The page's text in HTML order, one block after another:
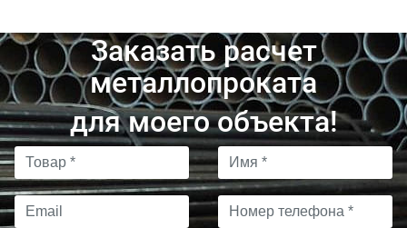
Заказать расчет
металлопроката
для моего объекта!